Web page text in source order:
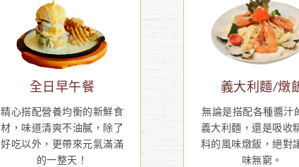
全日早午餐
精心搭配營養均衡的新鮮食
材，味道清爽不油膩，除了
好吃以外，更帶來元氣滿滿
的一整天！
義大利麵/燉
無論是搭配各種醬汁
義大利麵，還是吸收
料的風味燉飯，絕對
味無窮。